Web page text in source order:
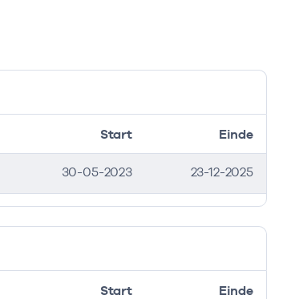
Start Einde
30-05-2023 23-12-2025
Start Einde